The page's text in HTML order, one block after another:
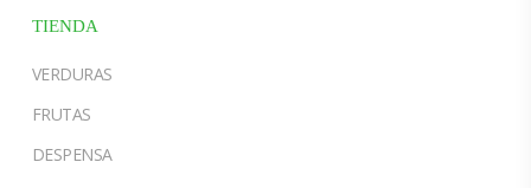
TIENDA
VERDURAS
FRUTAS
DESPENSA